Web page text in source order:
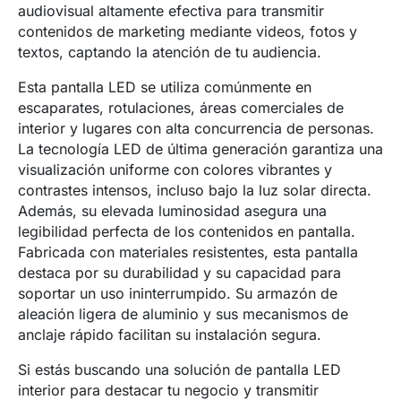
audiovisual altamente efectiva para transmitir
contenidos de marketing mediante videos, fotos y
textos, captando la atención de tu audiencia.
Esta pantalla LED se utiliza comúnmente en
escaparates, rotulaciones, áreas comerciales de
interior y lugares con alta concurrencia de personas.
La tecnología LED de última generación garantiza una
visualización uniforme con colores vibrantes y
contrastes intensos, incluso bajo la luz solar directa.
Además, su elevada luminosidad asegura una
legibilidad perfecta de los contenidos en pantalla.
Fabricada con materiales resistentes, esta pantalla
destaca por su durabilidad y su capacidad para
soportar un uso ininterrumpido. Su armazón de
aleación ligera de aluminio y sus mecanismos de
anclaje rápido facilitan su instalación segura.
Si estás buscando una solución de pantalla LED
interior para destacar tu negocio y transmitir